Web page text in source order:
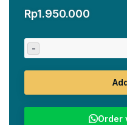
Rp1.950.000
-
Order